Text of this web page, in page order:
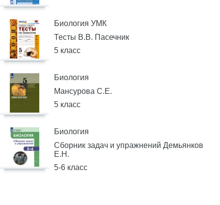
Биология УМК
Тесты В.В. Пасечник
5 класс
Биология
Мансурова С.Е.
5 класс
Биология
Сборник задач и упражнений Демьянков
Е.Н.
5-6 класс